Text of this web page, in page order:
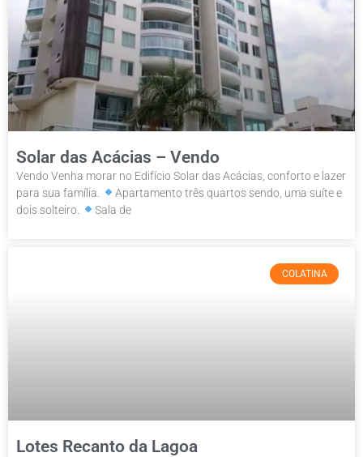
Solar das Acácias – Vendo
Vendo Venha morar no Edifício Solar das Acácias, conforto e lazer
para sua família.
Apartamento três quartos sendo, uma suíte e
dois solteiro.
Sala de
COLATINA
Lotes Recanto da Lagoa